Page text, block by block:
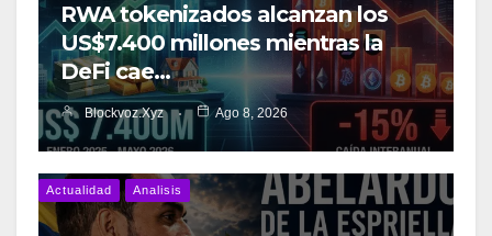
RWA tokenizados alcanzan los
US$7.400 millones mientras la
DeFi cae…
Blockvoz.xyz Ago 8, 2026
Actualidad Analisis